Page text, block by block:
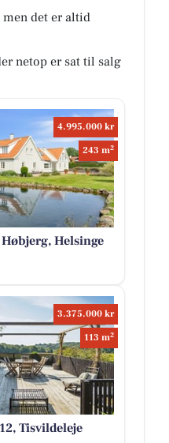
det er altid
netop er sat til salg
4.995.000 kr
243 m2
Helsinge
3.375.000 kr
113 m2
Tisvildeleje